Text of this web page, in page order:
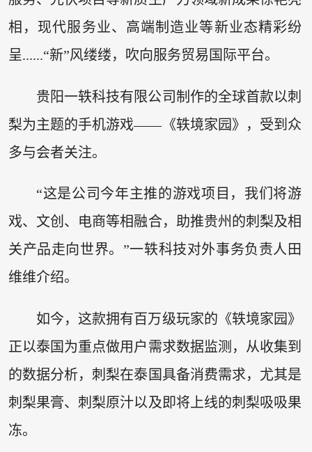
相，现代服务业、高端制造业等新业态精彩纷
呈......“新”风缕缕，吹向服务贸易国际平台。
贵阳一轶科技有限公司制作的全球首款以刺
梨为主题的手机游戏——《轶境家园》，受到众
多与会者关注。
“这是公司今年主推的游戏项目，我们将游
戏、文创、电商等相融合，助推贵州的刺梨及相
关产品走向世界。”一轶科技对外事务负责人田
维维介绍。
如今，这款拥有百万级玩家的《轶境家园》
正以泰国为重点做用户需求数据监测，从收集到
的数据分析，刺梨在泰国具备消费需求，尤其是
刺梨果膏、刺梨原汁以及即将上线的刺梨吸吸果
冻。